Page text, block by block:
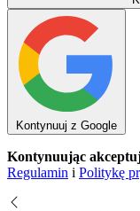
Kontynuuj z Google
Kontynuując
Regulamin i Politykę